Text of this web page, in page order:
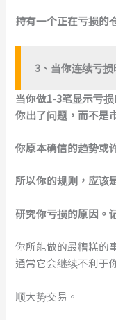
持有一个正在亏损的
3、当你连续亏
当你做1-3笔显示亏
你出了问题，而不是
你原本确信的趋势或
所以你的规则，应该
研究你亏损的原因。
你所能做的最糟糕的
通常它会继续不利于
顺大势交易。